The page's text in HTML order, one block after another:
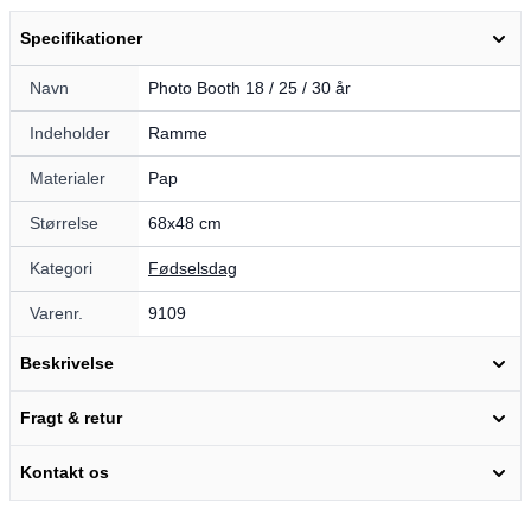
Specifikationer
Navn Photo Booth 18 / 25 / 30 år
Indeholder Ramme
Materialer Pap
Størrelse 68x48 cm
Kategori Fødselsdag
Varenr. 9109
Beskrivelse
Fragt & retur
Kontakt os